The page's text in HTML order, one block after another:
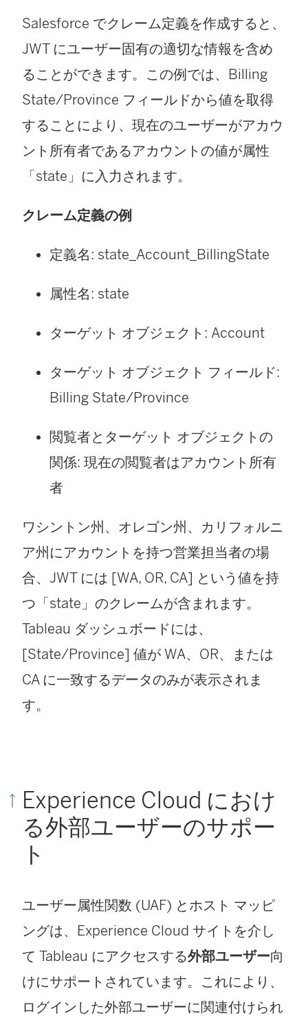
Salesforce でクレーム定義を作成すると、
JWT にユーザー固有の適切な情報を含め
ることができます。この例では、Billing
State/Province フィールドから値を取得
することにより、現在のユーザーがアカウ
ント所有者であるアカウントの値が属性
「state」に入力されます。
クレーム定義の例
定義名: state_Account_BillingState
属性名: state
ターゲット オブジェクト: Account
ターゲット オブジェクト フィールド:
Billing State/Province
閲覧者とターゲット オブジェクトの
関係: 現在の閲覧者はアカウント所有
者
ワシントン州、オレゴン州、カリフォルニ
ア州にアカウントを持つ営業担当者の場
合、JWT には [WA, OR, CA] という値を持
つ「state」のクレームが含まれます。
Tableau ダッシュボードには、
[State/Province] 値が WA、OR、または
CA に一致するデータのみが表示されま
す。
Experience Cloud におけ
る外部ユーザーのサポー
ト
ユーザー属性関数 (UAF) とホスト マッピ
ングは、Experience Cloud サイトを介し
て Tableau にアクセスする外部ユーザー向
けにサポートされています。これにより、
ログインした外部ユーザーに関連付けられ